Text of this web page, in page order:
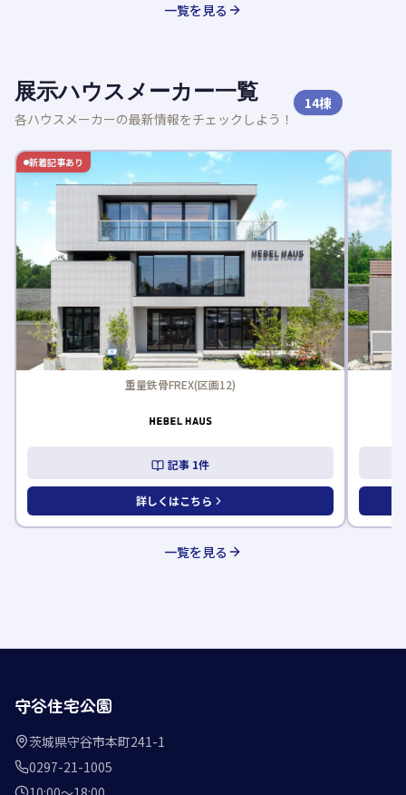
一覧を見る
展示ハウスメーカー一覧
各ハウスメーカーの最新情報をチェックしよう！
14棟
新着記事あり
重量鉄骨FREX(区画12)
記事 1件
詳しくはこちら
一覧を見る
守谷住宅公園
茨城県守谷市本町241-1
0297-21-1005